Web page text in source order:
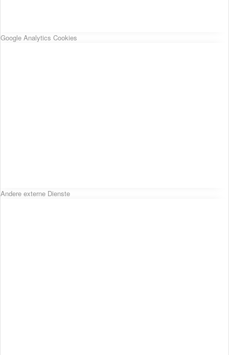
Google Analytics Cookies
Andere externe Dienste